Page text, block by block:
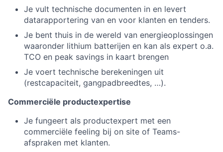
Je vult technische documenten in en levert
datarapportering van en voor klanten en tenders.
Je bent thuis in de wereld van energieoplossingen
waaronder lithium batterijen en kan als expert o.a.
TCO en peak savings in kaart brengen
Je voert technische berekeningen uit
(restcapaciteit, gangpadbreedtes, …).
Commerciële productexpertise
Je fungeert als productexpert met een
commerciële feeling bij on site of Teams-
afspraken met klanten.